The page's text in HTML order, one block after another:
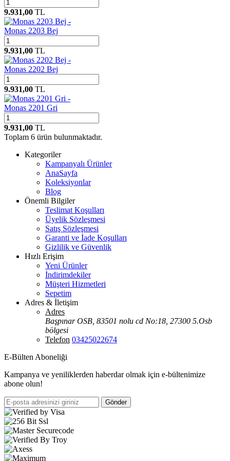
9.931,00 TL
Monas 2203 Bej
9.931,00 TL
Monas 2202 Bej
9.931,00 TL
Monas 2201 Gri
9.931,00 TL
Toplam 6 ürün bulunmaktadır.
Kategoriler
Kampanyalı Ürünler
AnaSayfa
Koleksiyonlar
Blog
Önemli Bilgiler
Teslimat Koşulları
Üyelik Sözleşmesi
Satış Sözleşmesi
Garanti ve İade Koşulları
Gizlilik ve Güvenlik
Hızlı Erişim
Yeni Ürünler
İndirimdekiler
Müşteri Hizmetleri
Sepetim
Adres & İletişim
Adres
Başpınar OSB, 83501 nolu cd No:18, 27300 5.Osb
bölgesi
Telefon 03425022674
E-Bülten Aboneliği
Kampanya ve yeniliklerden haberdar olmak için e-bültenimize
abone olun!
Gönder